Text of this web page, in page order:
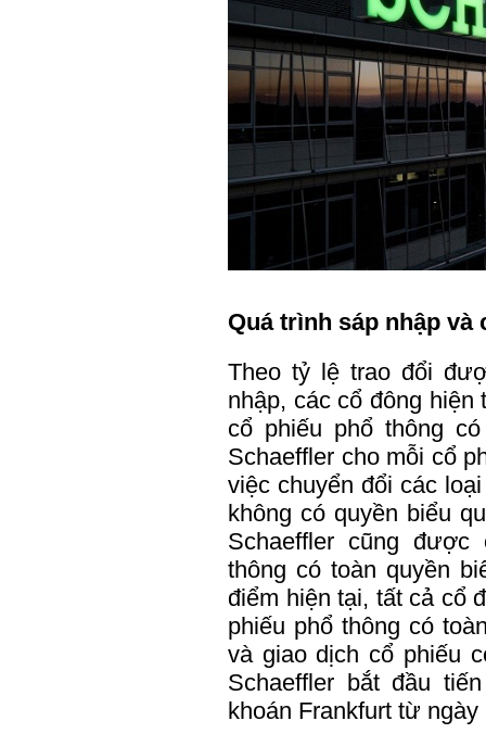
Quá trình sáp nhập và
Theo tỷ lệ trao đổi
nhập, các cổ đông
cổ phiếu phổ thông
Schaeffler cho mỗi cổ
việc chuyển đổi các
không có quyền biểu
Schaeffler cũng
thông có toàn quyền
điểm hiện tại, tất cả cổ
phiếu phổ thông có
và giao dịch cổ phiếu
Schaeffler bắt đầu
khoán Frankfurt từ